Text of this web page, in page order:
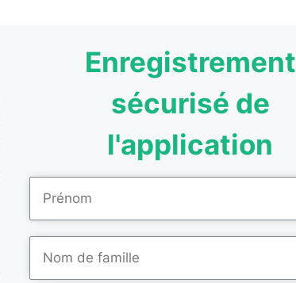
Enregistrement
sécurisé de
l'application